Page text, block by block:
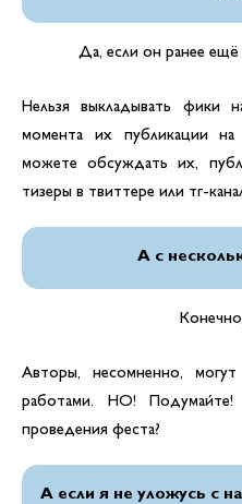
Да, если он ранее ещё
Нельзя выкладывать
момента их публикации
можете обсуждать их,
тизеры в твиттере или тг-
А с
Авторы, несомненно, могут
работами. НО!
проведения феста?
А если я не уложусь с